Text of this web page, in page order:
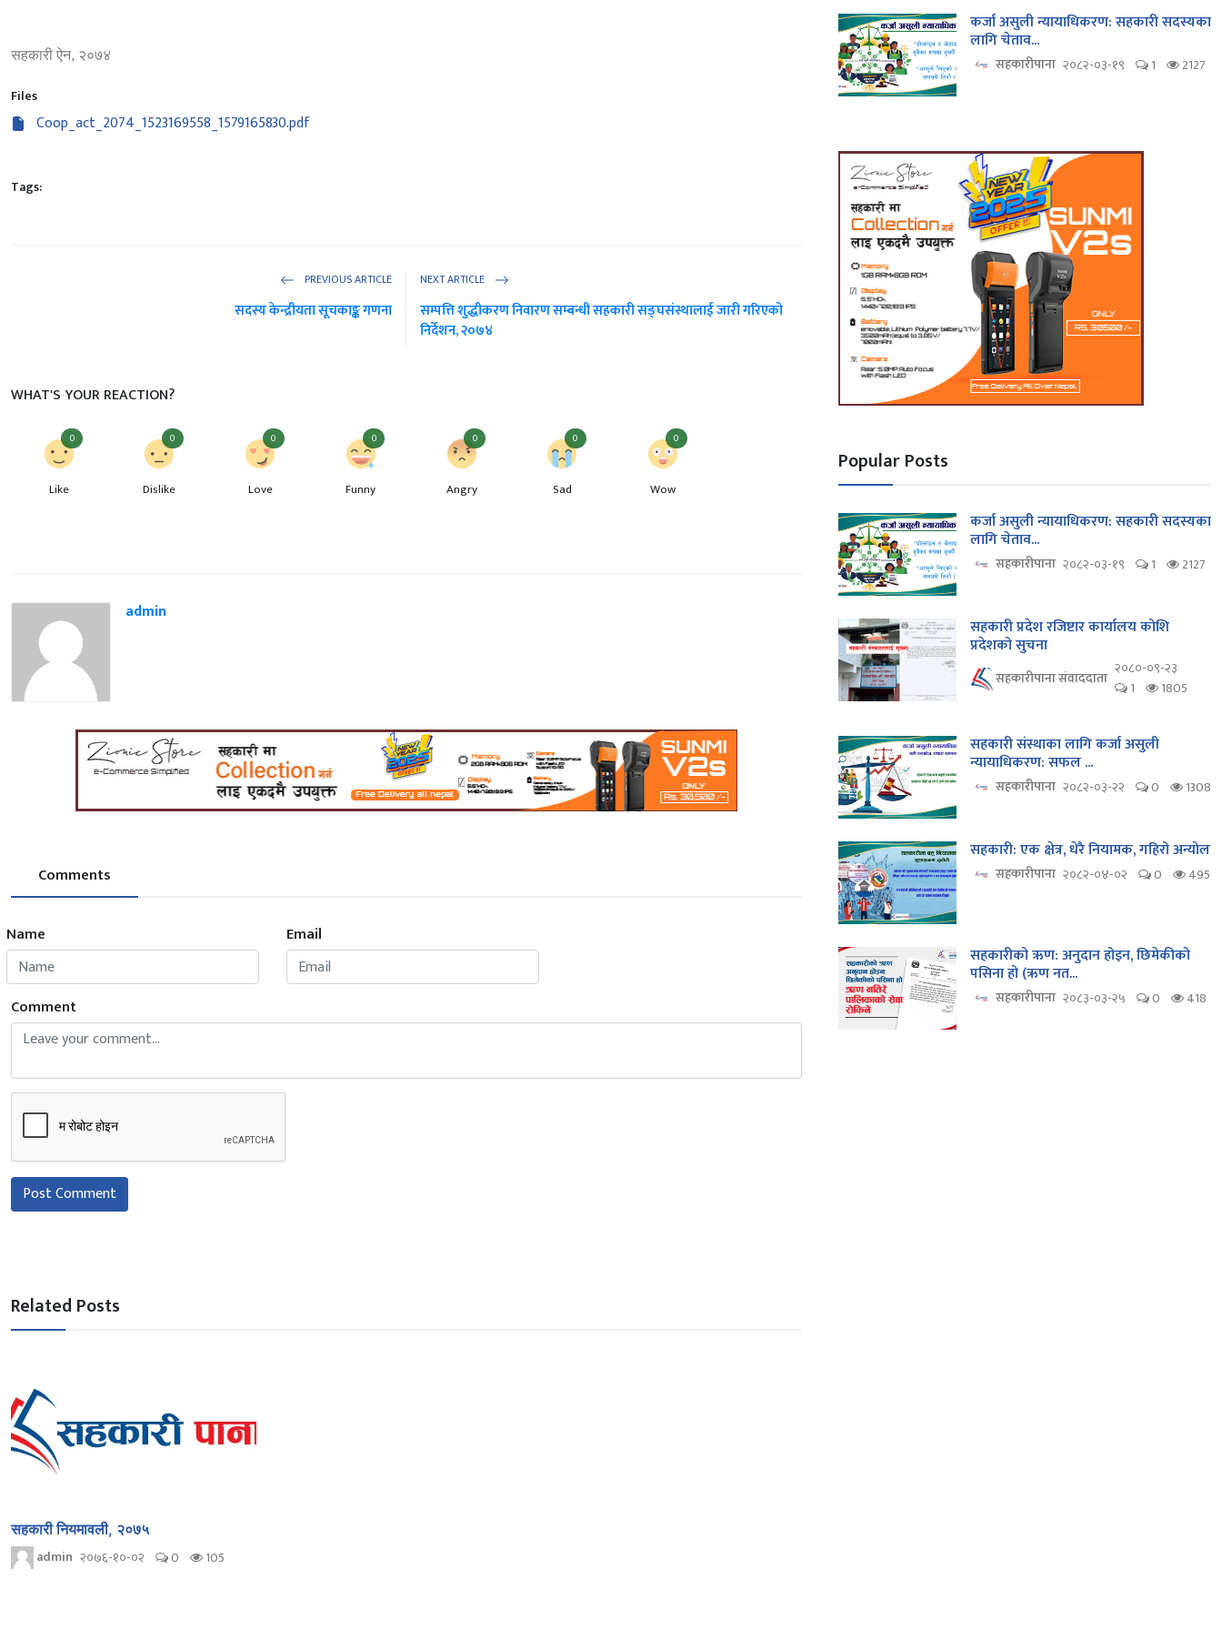
सहकारी ऐन, २०७४
Files
Coop_act_2074_1523169558_1579165830.pdf
Tags:
PREVIOUS ARTICLE
सदस्य केन्द्रीयता सूचकाङ्क गणना
NEXT ARTICLE
सम्पत्ति शुद्धीकरण निवारण सम्बन्धी सहकारी सङ्घसंस्थालाई जारी गरिएको
निर्देशन, २०७४
WHAT'S YOUR REACTION?
0
Like
0
Dislike
0
Love
0
Funny
0
Angry
0
Sad
0
Wow
admin
Comments
Name Email
Comment
Post Comment
Related Posts
सहकारी नियमावली, २०७५
admin २०७६-१०-०२ 0 105
कर्जा असुली न्यायाधिकरण: सहकारी सदस्यका
लागि चेताव...
सहकारीपाना २०८२-०३-१९ 1 2127
Popular Posts
कर्जा असुली न्यायाधिकरण: सहकारी सदस्यका
लागि चेताव...
सहकारीपाना २०८२-०३-१९ 1 2127
सहकारी प्रदेश रजिष्टार कार्यालय कोशि
प्रदेशको सुचना
सहकारीपाना संवाददाता २०८०-०९-२३
1
1805
सहकारी संस्थाका लागि कर्जा असुली
न्यायाधिकरण: सफल ...
सहकारीपाना २०८२-०३-२२ 0 1308
सहकारी: एक क्षेत्र, धेरै नियामक, गहिरो अन्योल
सहकारीपाना २०८२-०४-०२ 0 495
सहकारीको ऋण: अनुदान होइन, छिमेकीको
पसिना हो (ऋण नत...
सहकारीपाना २०८३-०३-२५ 0 418